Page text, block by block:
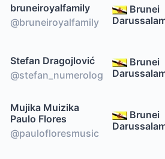
bruneiroyalfamily
@bruneiroyalfamily
Brunei
Stefan Dragojlović
@stefan_numerolog
Brunei
Mujika Muizika
Paulo Flores
@paulofloresmusic
Brunei